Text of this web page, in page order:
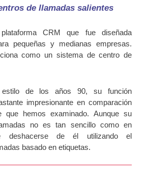
de llamadas salientes
CRM que fue diseñada
pequeñas y medianas empresas.
como un sistema de centro de
de los años 90, su función
impresionante en comparación
que hemos examinado. Aunque su
no es tan sencillo como en
deshacerse de él utilizando el
basado en etiquetas.